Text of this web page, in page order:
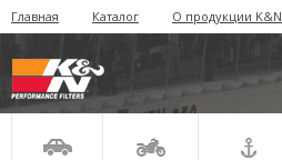
Главная Каталог О продукции K&N